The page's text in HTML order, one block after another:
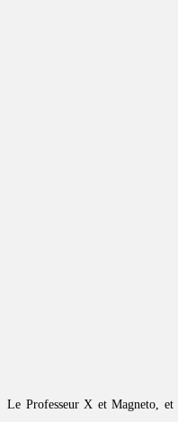
Le Professeur X et Magneto, et